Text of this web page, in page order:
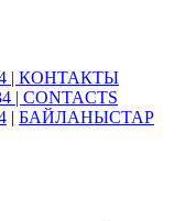
| КОНТАКТЫ
| CONTACTS
| БАЙЛАНЫСТАР